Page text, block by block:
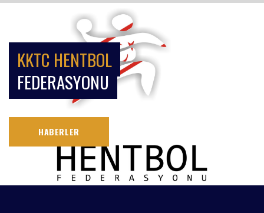
KKTC HENTBOL
FEDERASYONU
HABERLER